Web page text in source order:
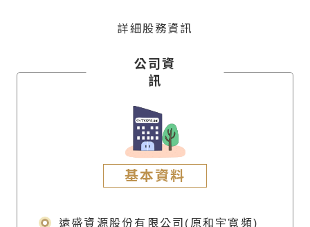
詳細股務資訊
公司資
訊
基本資料
遠盛資源股份有限公司(原和宇寬頻)